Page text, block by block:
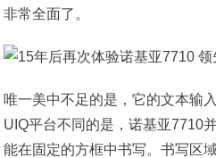
非常全面了。
唯一美中不足的是，它的文本输
UIQ平台不同的是，诺基亚7710
能在固定的方框中书写。书写区